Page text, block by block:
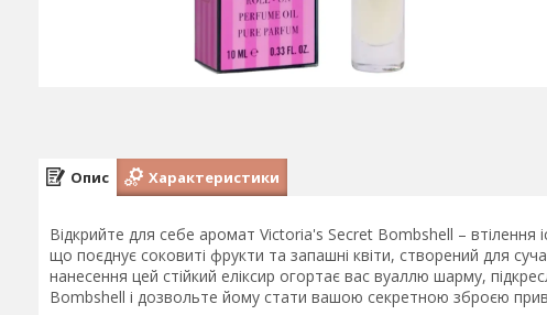
Опис Характеристики
Відкрийте для себе аромат Victoria's Secret Bombshell – втілення
що поєднує соковиті фрукти та запашні квіти, створений для
нанесення цей стійкий еліксир огортає вас вуаллю шарму,
Bombshell і дозвольте йому стати вашою секретною зброєю